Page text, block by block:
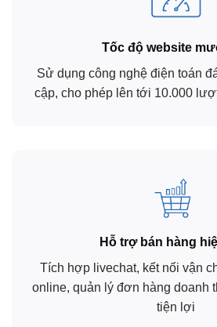
Xem giao diện Chi tiết
Tốc độ website
Sử dụng công nghệ điện toán
cập, cho phép lên tới 10.000
Hỗ trợ bán hàng
Tích hợp livechat, kết nối vận
online, quản lý đơn hàng doanh
tiện lợi